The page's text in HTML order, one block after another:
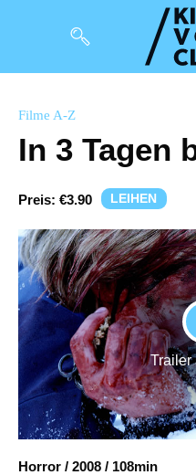
Magazin
So geht’s
Filmpakete
&
Account
Filme A-Z
In 3 Tagen
Preis: €3.90 LEIHEN
Trailer
Horror / 2008 / 108min